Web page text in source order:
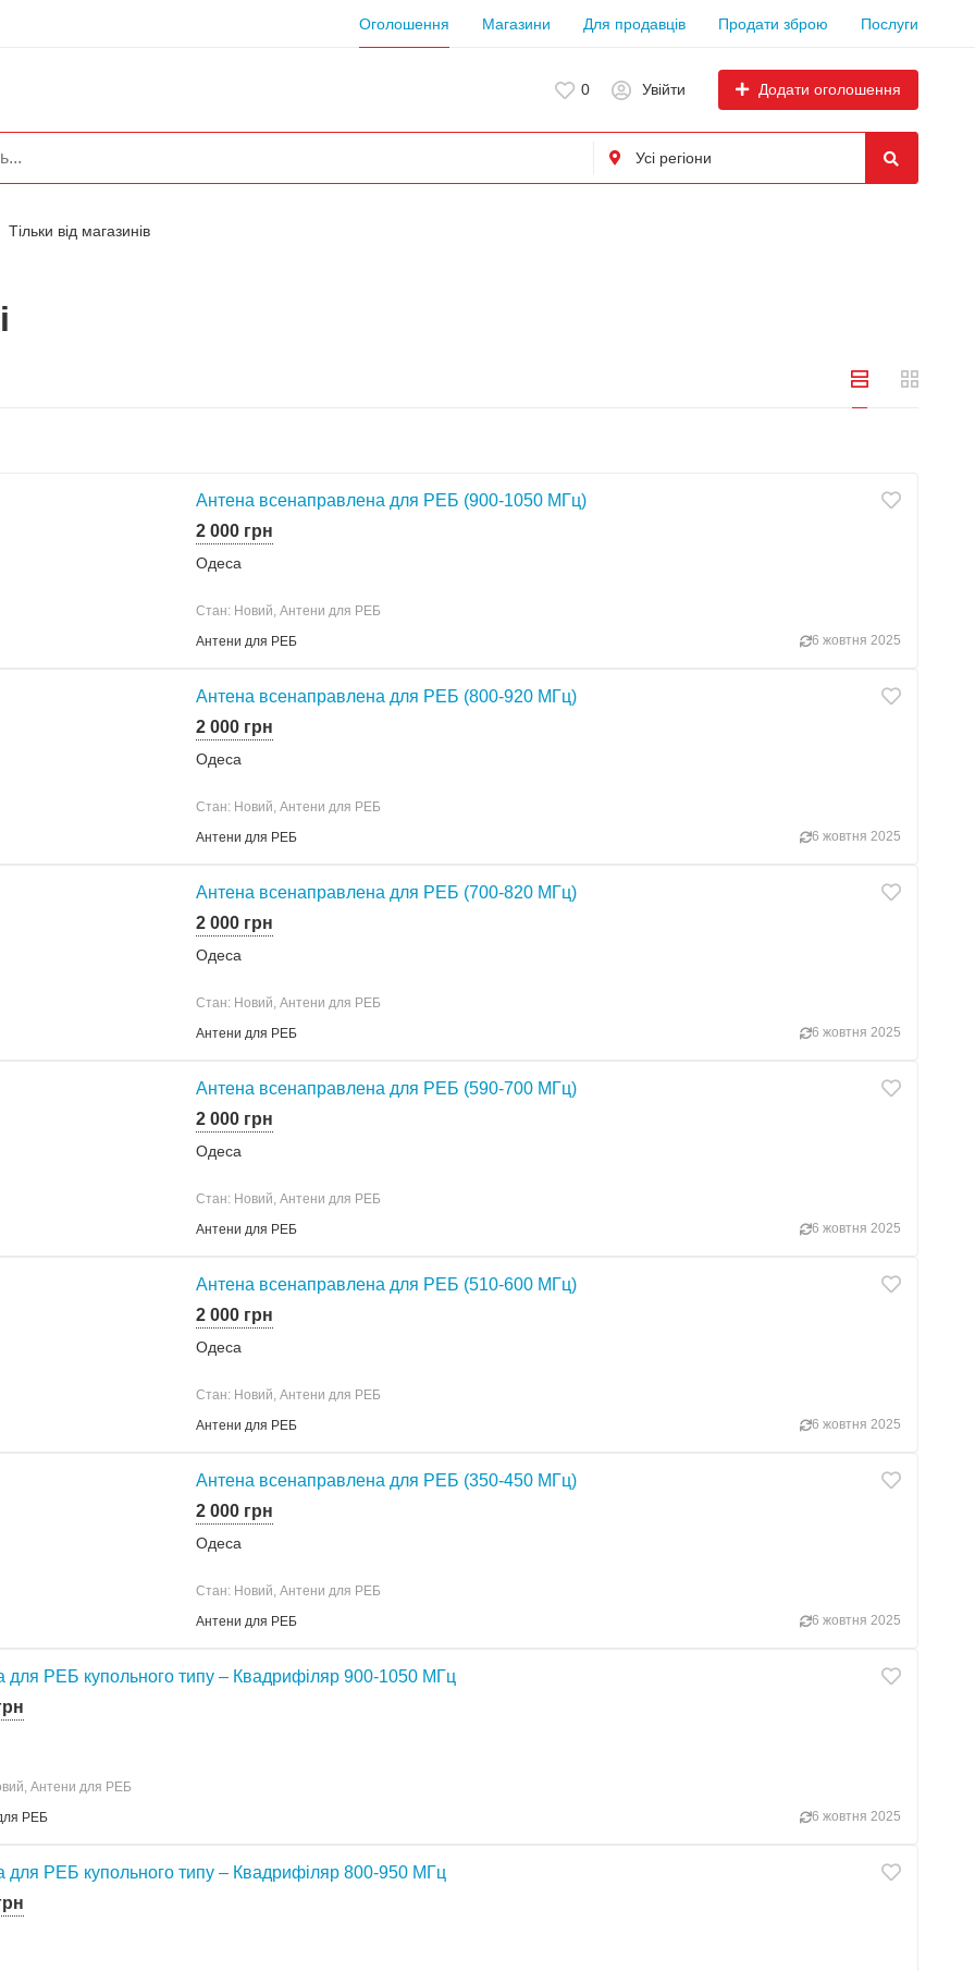
Оголошення Магазини Для продавців Продати зброю Послуги
0 Увійти Додати оголошення
Тільки від магазинів
Антена всенаправлена для РЕБ (900-1050 МГц)
2 000 грн
Одеса
Стан: Новий, Антени для РЕБ
Антени для РЕБ
6 жовтня 2025
Антена всенаправлена для РЕБ (800-920 МГц)
2 000 грн
Одеса
Стан: Новий, Антени для РЕБ
Антени для РЕБ
6 жовтня 2025
Антена всенаправлена для РЕБ (700-820 МГц)
2 000 грн
Одеса
Стан: Новий, Антени для РЕБ
Антени для РЕБ
6 жовтня 2025
Антена всенаправлена для РЕБ (590-700 МГц)
2 000 грн
Одеса
Стан: Новий, Антени для РЕБ
Антени для РЕБ
6 жовтня 2025
Антена всенаправлена для РЕБ (510-600 МГц)
2 000 грн
Одеса
Стан: Новий, Антени для РЕБ
Антени для РЕБ
6 жовтня 2025
Антена всенаправлена для РЕБ (350-450 МГц)
2 000 грн
Одеса
Стан: Новий, Антени для РЕБ
Антени для РЕБ
6 жовтня 2025
для РЕБ купольного типу – Квадрифіляр 900-1050 МГц
Антени для РЕБ
РЕБ
6 жовтня 2025
для РЕБ купольного типу – Квадрифіляр 800-950 МГц